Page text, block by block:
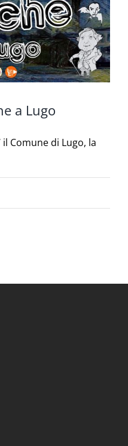
a Lugo
Comune di Lugo, la